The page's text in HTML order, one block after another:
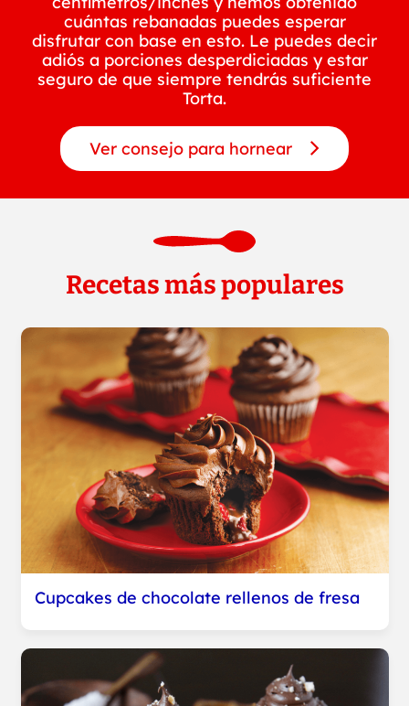
cuántas rebanadas puedes esperar
disfrutar con base en esto. Le puedes decir
adiós a porciones desperdiciadas y estar
seguro de que siempre tendrás suficiente
Torta.
Ver consejo para hornear
Recetas más populares
Cupcakes de chocolate rellenos de fresa